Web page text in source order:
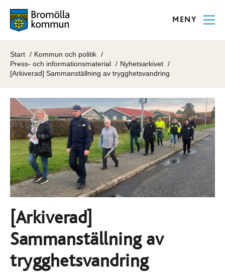
MENY
Start
Kommun och politik
Press- och informationsmaterial
Nyhetsarkivet
[Arkiverad] Sammanställning av trygghetsvandring
[Arkiverad]
Sammanställning av
trygghetsvandring